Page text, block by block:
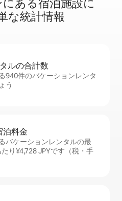
あ⁠る宿⁠泊⁠施⁠設⁠に
な統⁠計⁠情⁠報
ル⁠の合⁠計⁠数
940件のバケーションレンタ
う
泊⁠料⁠金
バケーションレンタルの最
り¥4,728 JPYです（税・手